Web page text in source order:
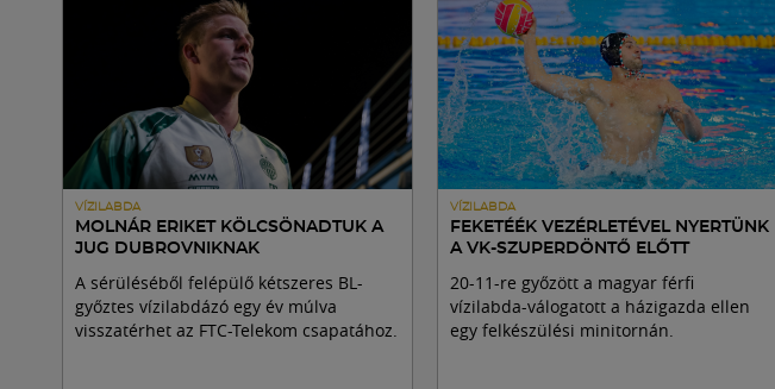
VÍZILABDA
MOLNÁR ERIKET KÖLCSÖNADTUK A
JUG DUBROVNIKNAK
A sérüléséből felépülő kétszeres BL-
győztes vízilabdázó egy év múlva
visszatérhet az FTC-Telekom csapatához.
VÍZILABDA
FEKETÉÉK VEZÉRLETÉVEL NYERTÜNK
A VK-SZUPERDÖNTŐ ELŐTT
20-11-re győzött a magyar férfi
vízilabda-válogatott a házigazda ellen
egy felkészülési minitornán.